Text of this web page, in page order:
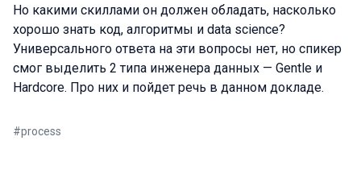
Но какими скиллами он должен обладать, насколько
хорошо знать код, алгоритмы и data science?
Универсального ответа на эти вопросы нет, но спикер
смог выделить 2 типа инженера данных — Gentle и
Hardcore. Про них и пойдет речь в данном докладе.
#process